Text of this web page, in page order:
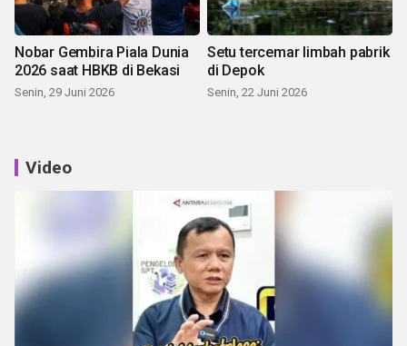
Nobar Gembira Piala Dunia
2026 saat HBKB di Bekasi
Senin, 29 Juni 2026
Setu tercemar limbah pabrik
di Depok
Senin, 22 Juni 2026
Video